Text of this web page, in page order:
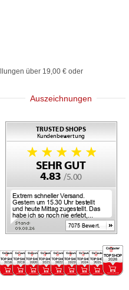
über 19,00 € oder
Auszeichnungen